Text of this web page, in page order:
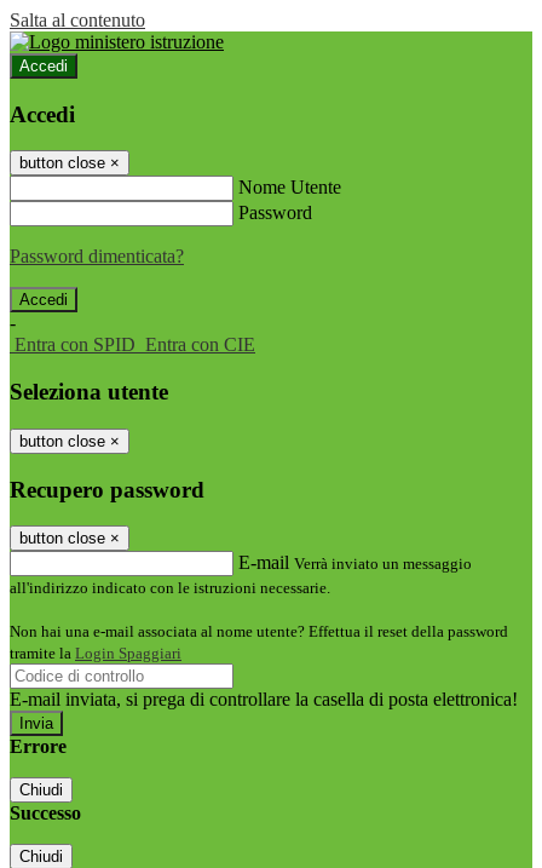
Salta al contenuto
Accedi
Accedi
button close ×
Nome Utente
Password
Password dimenticata?
-
Entra con SPID Entra con CIE
Seleziona utente
button close ×
Recupero password
button close ×
E-mail Verrà inviato un messaggio
all'indirizzo indicato con le istruzioni necessarie.
Non hai una e-mail associata al nome utente? Effettua il reset della password
tramite la Login Spaggiari
E-mail inviata, si prega di controllare la casella di posta elettronica!
Errore
Chiudi
Successo
Chiudi